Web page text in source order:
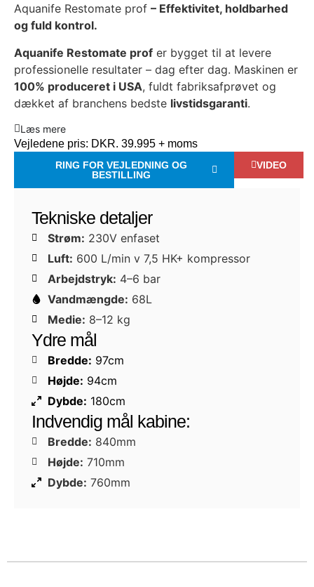
Aquanife Restomate prof – Effektivitet, holdbarhed
og fuld kontrol.
Aquanife Restomate prof er bygget til at levere
professionelle resultater – dag efter dag. Maskinen er
100% produceret i USA, fuldt fabriksafprøvet og
dækket af branchens bedste livstidsgaranti.
Læs mere
Vejledene pris: DKR. 39.995 + moms
RING FOR VEJLEDNING OG
BESTILLING
VIDEO
Tekniske detaljer
Strøm: 230V enfaset
Luft: 600 L/min v 7,5 HK+ kompressor
Arbejdstryk: 4–6 bar
Vandmængde: 68L
Medie: 8–12 kg
Ydre mål
Bredde: 97cm
Højde: 94cm
Dybde: 180cm
Indvendig mål kabine:
Bredde: 840mm
Højde: 710mm
Dybde: 760mm